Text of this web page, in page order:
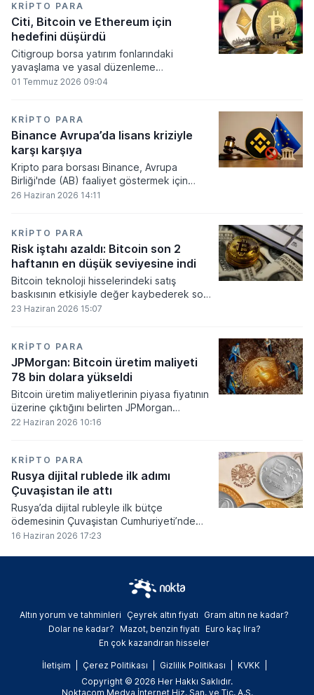
KRIPTO PARA
Citi, Bitcoin ve Ethereum için
hedefini düşürdü
Citigroup borsa yatırım fonlarındaki
yavaşlama ve yasal düzenleme
beklentilerinin zayıflaması üzerine kripto
01 Temmuz 2026 09:04
KRIPTO PARA
Binance Avrupa’da lisans kriziyle
karşı karşıya
Kripto para borsası Binance, Avrupa
Birliği'nde (AB) faaliyet göstermek için
gerekli düzenleyici onayları alamadı.
26 Haziran 2026 14:11
KRIPTO PARA
Risk iştahı azaldı: Bitcoin son 2
haftanın en düşük seviyesine indi
Bitcoin teknoloji hisselerindeki satış
baskısının etkisiyle değer kaybederek son
iki haftanın en düşük seviyesini gördü.
23 Haziran 2026 15:07
KRIPTO PARA
JPMorgan: Bitcoin üretim maliyeti
78 bin dolara yükseldi
Bitcoin üretim maliyetlerinin piyasa fiyatının
üzerine çıktığını belirten JPMorgan
analistleri, madencilik sektöründeki kârlılık
22 Haziran 2026 10:16
KRIPTO PARA
Rusya dijital rublede ilk adımı
Çuvaşistan ile attı
Rusya’da dijital rubleyle ilk bütçe
ödemesinin Çuvaşistan Cumhuriyeti’nde
gerçekleştirildiği bildirildi.
16 Haziran 2026 17:23
Altın yorum ve tahminleri Çeyrek altın fiyatı
Gram altın ne kadar?
Dolar ne kadar?
Mazot, benzin fiyatı
Euro kaç lira?
En çok kazandıran hisseler
İletişim Çerez Politikası Gizlilik Politikası
KVKK
Copyright © 2026 Her Hakkı Saklıdır.
Noktacom Medya İnternet Hiz. San. ve Tic. A.Ş.